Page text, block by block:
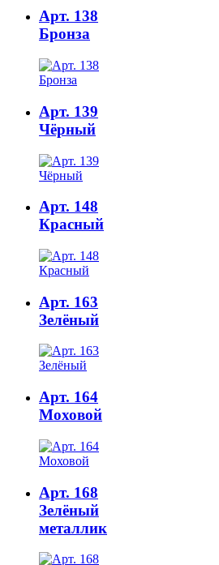
Арт. 138
Бронза
Арт. 139
Чёрный
Арт. 148
Красный
Арт. 163
Зелёный
Арт. 164
Моховой
Арт. 168
Зелёный
металлик